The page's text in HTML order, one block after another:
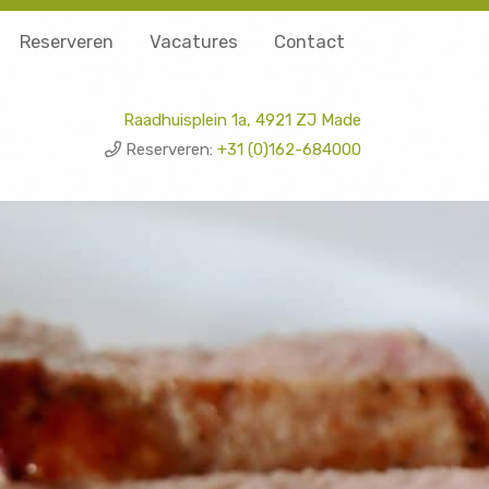
Reserveren Vacatures Contact
Raadhuisplein 1a, 4921 ZJ Made
Reserveren: +31 (0)162-684000